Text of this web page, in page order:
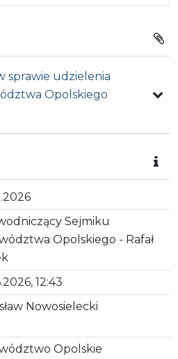
sprawie udzielenia
Opolskiego
Sejmiku
Opolskiego - Rafał
12:43
Nowosielecki
Opolskie